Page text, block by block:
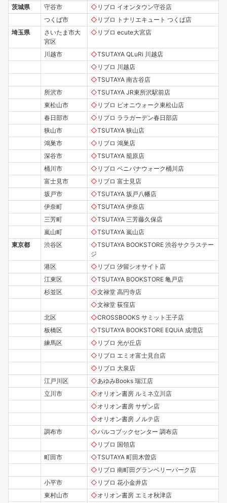
茨城県
守谷市 ◇ リブロ イオンタウン守谷店
つくば市
◇ リブロ トナリエキュート つくば店
埼玉県
さいたま市大
宮区
◇ リブロ ecute大宮店
川越市 ◇TSUTAYA QLuRi 川越店
◇ リブロ 川越店
◇TSUTAYA 南古谷店
所沢市
◇TSUTAYA JR東所沢駅前店
東松山市
◇ リブロ ピオニウォーク東松山店
春日部市
◇ リブロ ララガーデン春日部店
狭山市
◇TSUTAYA 狭山店
鴻巣市
◇ リブロ 鴻巣店
深谷市
◇TSUTAYA 籠原店
桶川市
◇ リブロ ベニバナウォーク桶川店
富士見市
◇ リブロ 富士見店
坂戸市
◇TSUTAYA 坂戸八幡店
伊奈町
◇TSUTAYA 伊奈店
三芳町
◇TSUTAYA 三芳藤久保店
嵐山町
◇TSUTAYA 嵐山店
東京都
渋谷区 ◇TSUTAYA BOOKSTORE 渋谷サクラステー
ジ
港区
◇ リブロ 汐留シオサイト店
江東区
◇TSUTAYA BOOKSTORE 亀戸店
杉並区
◇文禄堂 高円寺店
◇文禄堂 荻窪店
北区
◇CROSSBOOKS サミット王子店
板橋区
◇TSUTAYA BOOKSTORE EQUiA 成増店
練馬区
◇ リブロ 光が丘店
◇ リブロ エミオ富士見台店
◇ リブロ 大泉店
江戸川区
◇あゆみBooks 瑞江店
立川市
◇オリオン書房 ルミネ立川店
◇オリオン書房 サザン店
◇オリオン書房 ノルテ店
調布市
◇パルコブックセンター 調布店
◇ リブロ 国領店
町田市
◇TSUTAYA 町田木曽店
◇ リブロ 南町田グランベリーパーク店
小平市
◇ リブロ 花小金井店
東村山市
◇オリオン書房 エミオ秋津店